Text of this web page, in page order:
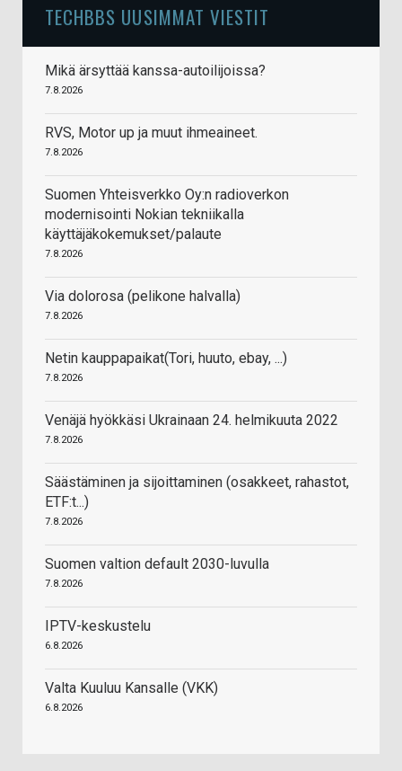
TECHBBS UUSIMMAT VIESTIT
Mikä ärsyttää kanssa-autoilijoissa?
7.8.2026
RVS, Motor up ja muut ihmeaineet.
7.8.2026
Suomen Yhteisverkko Oy:n radioverkon
modernisointi Nokian tekniikalla
käyttäjäkokemukset/palaute
7.8.2026
Via dolorosa (pelikone halvalla)
7.8.2026
Netin kauppapaikat(Tori, huuto, ebay, ...)
7.8.2026
Venäjä hyökkäsi Ukrainaan 24. helmikuuta 2022
7.8.2026
Säästäminen ja sijoittaminen (osakkeet, rahastot,
ETF:t...)
7.8.2026
Suomen valtion default 2030-luvulla
7.8.2026
IPTV-keskustelu
6.8.2026
Valta Kuuluu Kansalle (VKK)
6.8.2026